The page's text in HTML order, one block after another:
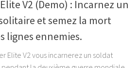
V2 (Demo) : Incarnez un
et semez la mort
lignes ennemies.
Elite V2 vous incarnerez un soldat